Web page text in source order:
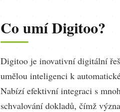
Co umí Digitoo?
Digitoo je inovativní digitální
umělou inteligenci k
Nabízí efektivní integraci s
schvalování dokladů, čímž